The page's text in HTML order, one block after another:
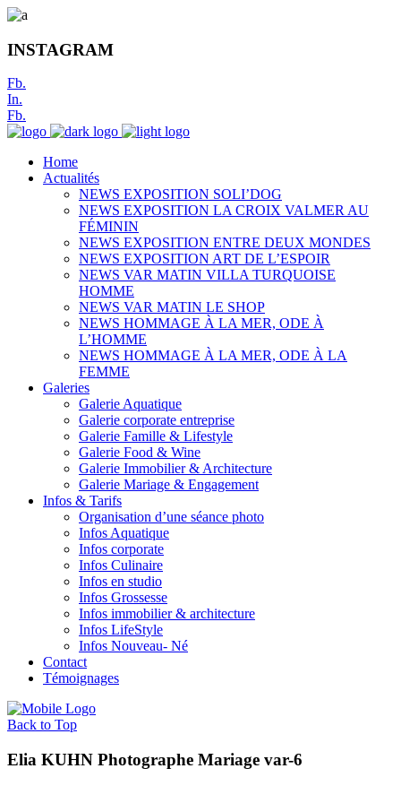
INSTAGRAM
Fb.
In.
Fb.
Home
Actualités
NEWS EXPOSITION SOLI’DOG
NEWS EXPOSITION LA CROIX VALMER AU
FÉMININ
NEWS EXPOSITION ENTRE DEUX MONDES
NEWS EXPOSITION ART DE L’ESPOIR
NEWS VAR MATIN VILLA TURQUOISE
HOMME
NEWS VAR MATIN LE SHOP
NEWS HOMMAGE À LA MER, ODE À
L’HOMME
NEWS HOMMAGE À LA MER, ODE À LA
FEMME
Galeries
Galerie Aquatique
Galerie corporate entreprise
Galerie Famille & Lifestyle
Galerie Food & Wine
Galerie Immobilier & Architecture
Galerie Mariage & Engagement
Infos & Tarifs
Organisation d’une séance photo
Infos Aquatique
Infos corporate
Infos Culinaire
Infos en studio
Infos Grossesse
Infos immobilier & architecture
Infos LifeStyle
Infos Nouveau- Né
Contact
Témoignages
Back to Top
Elia KUHN Photographe Mariage var-6